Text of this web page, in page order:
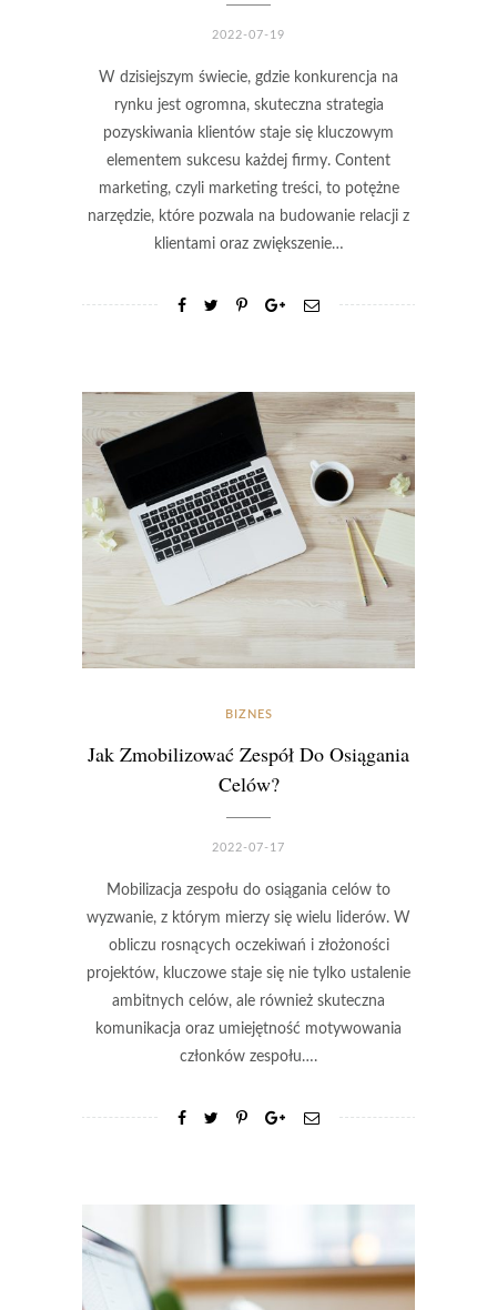
2022-07-19
W dzisiejszym świecie, gdzie konkurencja na
rynku jest ogromna, skuteczna strategia
pozyskiwania klientów staje się kluczowym
elementem sukcesu każdej firmy. Content
marketing, czyli marketing treści, to potężne
narzędzie, które pozwala na budowanie relacji z
klientami oraz zwiększenie…
BIZNES
Jak Zmobilizować Zespół Do Osiągania
Celów?
2022-07-17
Mobilizacja zespołu do osiągania celów to
wyzwanie, z którym mierzy się wielu liderów. W
obliczu rosnących oczekiwań i złożoności
projektów, kluczowe staje się nie tylko ustalenie
ambitnych celów, ale również skuteczna
komunikacja oraz umiejętność motywowania
członków zespołu….